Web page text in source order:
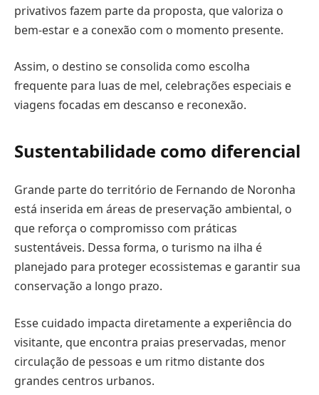
privativos fazem parte da proposta, que valoriza o
bem-estar e a conexão com o momento presente.
Assim, o destino se consolida como escolha
frequente para luas de mel, celebrações especiais e
viagens focadas em descanso e reconexão.
Sustentabilidade como diferencial
Grande parte do território de Fernando de Noronha
está inserida em áreas de preservação ambiental, o
que reforça o compromisso com práticas
sustentáveis. Dessa forma, o turismo na ilha é
planejado para proteger ecossistemas e garantir sua
conservação a longo prazo.
Esse cuidado impacta diretamente a experiência do
visitante, que encontra praias preservadas, menor
circulação de pessoas e um ritmo distante dos
grandes centros urbanos.